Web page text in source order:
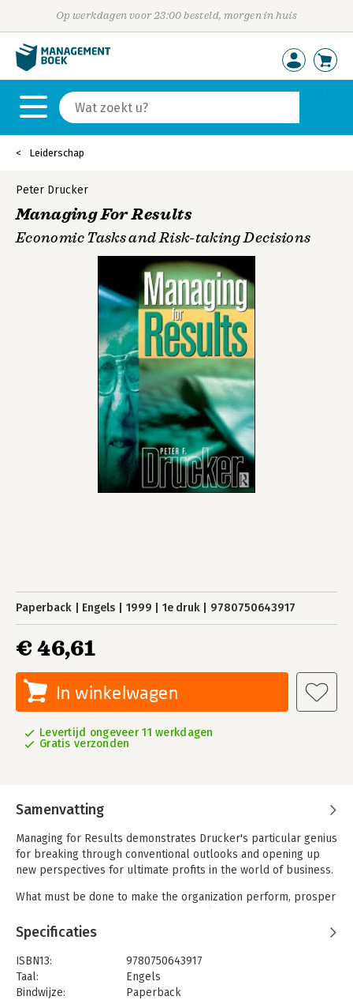
Op werkdagen voor 23:00 besteld, morgen in huis
Leiderschap
Peter Drucker
Managing For Results
Economic Tasks and Risk-taking Decisions
Paperback Engels 1999 1e druk 9780750643917
€ 46,61
In winkelwagen
Levertijd ongeveer 11 werkdagen
Gratis verzonden
Samenvatting
Managing for Results demonstrates Drucker's particular genius
for breaking through conventional outlooks and opening up
new perspectives for ultimate profits in the world of business.
What must be done to make the organization perform, prosper
to move the enterprise forward - is the subject of this book. It
will be of great value to students of management as well as
executives in industry and commerce, and it deals skilfully and
perceptively with economic tasks which every business has to
tackle in order to achieve sound performance and economic
Specificaties
ISBN13:
9780750643917
Taal:
Engels
Bindwijze:
Paperback